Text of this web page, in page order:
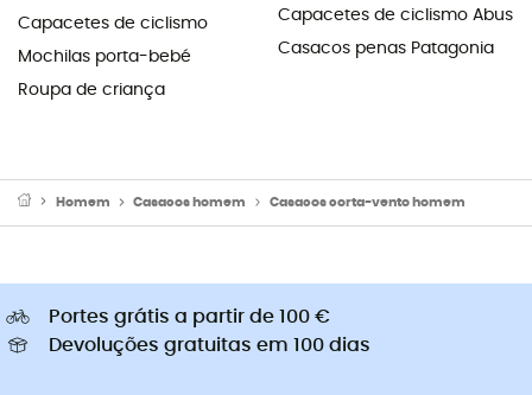
Capacetes de ciclismo
Mochilas porta-bebé
Roupa de criança
Capacetes de ciclismo Abus
Casacos penas Patagonia
Homem Casacos homem Casacos corta-vento homem
Portes grátis a partir de 100 €
Devoluções gratuitas em 100 dias